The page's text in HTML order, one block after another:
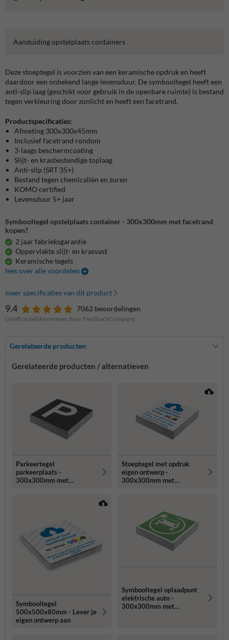
Aanduiding opstelplaats containers
Deze stoeptegel is voorzien van een keramische opdruk en heeft
daardoor een onbekend lange levensduur. De symbooltegel heeft een
anti-slip laag (geschikt voor gebruik in de openbare ruimte) is bestand
tegen verkleuring door zonlicht en heeft een facetrand.
Productspecificaties:
Afmeting 300x300x45mm
Inclusief facetrand rondom
3-laags beschermcoating
Slijt- en krasbestendige toplaag
Anti-slip (SRT 35+)
Bestand tegen chemicaliën en zuren
KOMO certified
Levensduur 5+ jaar
Symbooltegel opstelplaats container - 300x300mm met facetrand
kopen?
2 jaar fabrieksgarantie
Oppervlakte slijt- en krasvast
Keramische tegels
lees over alle voordelen
meer specificaties van dit product
9.4 7062 beoordelingen
Onafhankelijke reviews door FeedbackCompany
Gerelateerde producten
Gerelateerde producten / alternatieven
Parkeertegel
parkeerplaats -
300x300mm met
Stoeptegel met opdruk
eigen ontwerp -
300x300mm met
Symbooltegel
500x500x80mm - Lever je
eigen ontwerp aan
Symbooltegel oplaadpunt
elektrische auto -
300x300mm met